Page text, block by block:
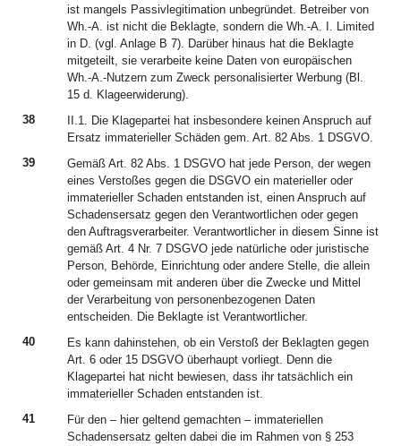
ist mangels Passivlegitimation unbegründet. Betreiber von
Wh.-A. ist nicht die Beklagte, sondern die Wh.-A. I. Limited
in D. (vgl. Anlage B 7). Darüber hinaus hat die Beklagte
mitgeteilt, sie verarbeite keine Daten von europäischen
Wh.-A.-Nutzern zum Zweck personalisierter Werbung (Bl.
15 d. Klageerwiderung).
38
II.1. Die Klagepartei hat insbesondere keinen Anspruch auf
Ersatz immaterieller Schäden gem. Art. 82 Abs. 1 DSGVO.
39
Gemäß Art. 82 Abs. 1 DSGVO hat jede Person, der wegen
eines Verstoßes gegen die DSGVO ein materieller oder
immaterieller Schaden entstanden ist, einen Anspruch auf
Schadensersatz gegen den Verantwortlichen oder gegen
den Auftragsverarbeiter. Verantwortlicher in diesem Sinne ist
gemäß Art. 4 Nr. 7 DSGVO jede natürliche oder juristische
Person, Behörde, Einrichtung oder andere Stelle, die allein
oder gemeinsam mit anderen über die Zwecke und Mittel
der Verarbeitung von personenbezogenen Daten
entscheiden. Die Beklagte ist Verantwortlicher.
40
Es kann dahinstehen, ob ein Verstoß der Beklagten gegen
Art. 6 oder 15 DSGVO überhaupt vorliegt. Denn die
Klagepartei hat nicht bewiesen, dass ihr tatsächlich ein
immaterieller Schaden entstanden ist.
41
Für den – hier geltend gemachten – immateriellen
Schadensersatz gelten dabei die im Rahmen von § 253